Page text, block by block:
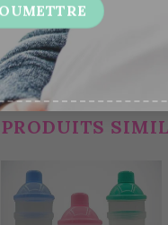
Un accessoire qui vous
PRODUITS
Ajouter